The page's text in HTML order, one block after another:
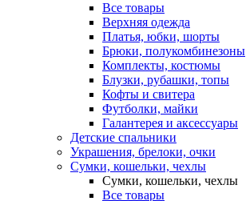
Все товары
Верхняя одежда
Платья, юбки, шорты
Брюки, полукомбинезоны
Комплекты, костюмы
Блузки, рубашки, топы
Кофты и свитера
Футболки, майки
Галантерея и аксессуары
Детские спальники
Украшения, брелоки, очки
Сумки, кошельки, чехлы
Сумки, кошельки, чехлы
Все товары